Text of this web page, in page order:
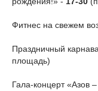
Фитнес на свежем
Праздничный
площадь)
Гала-концерт «Азов